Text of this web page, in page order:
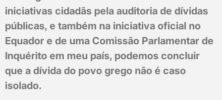
iniciativas cidadãs pela auditoria de dívidas
públicas, e também na iniciativa oficial no
Equador e de uma Comissão Parlamentar de
Inquérito em meu país, podemos concluir
que a dívida do povo grego não é caso
isolado.